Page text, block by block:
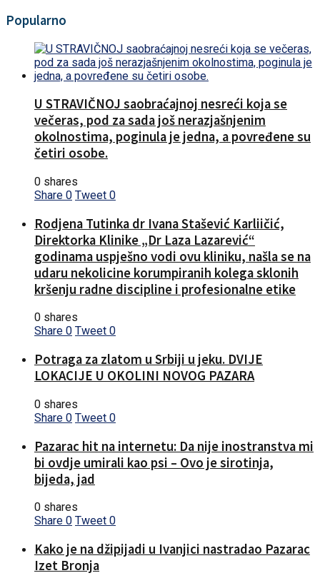
Popularno
U STRAVIČNOJ saobraćajnoj nesreći koja se
večeras, pod za sada još nerazjašnjenim
okolnostima, poginula je jedna, a povređene su
četiri osobe.
0 shares
Share 0 Tweet 0
Rodjena Tutinka dr Ivana Stašević Karliičić,
Direktorka Klinike „Dr Laza Lazarević“
godinama uspješno vodi ovu kliniku, našla se na
udaru nekolicine korumpiranih kolega sklonih
kršenju radne discipline i profesionalne etike
0 shares
Share 0 Tweet 0
Potraga za zlatom u Srbiji u jeku. DVIJE
LOKACIJE U OKOLINI NOVOG PAZARA
0 shares
Share 0 Tweet 0
Pazarac hit na internetu: Da nije inostranstva mi
bi ovdje umirali kao psi – Ovo je sirotinja,
bijeda, jad
0 shares
Share 0 Tweet 0
Kako je na džipijadi u Ivanjici nastradao Pazarac
Izet Bronja